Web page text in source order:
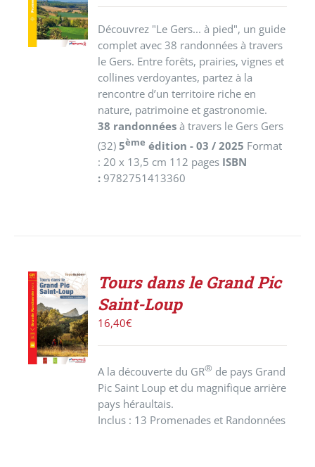
PANIER
/
DÉTAILS
Découvrez "Le Gers... à pied", un guide
complet avec 38 randonnées à travers
le Gers. Entre forêts, prairies, vignes et
collines verdoyantes, partez à la
rencontre d’un territoire riche en
nature, patrimoine et gastronomie.
38 randonnées à travers le Gers Gers
(32)5ème édition - 03 / 2025 Format
: 20 x 13,5 cm 112 pages ISBN
:9782751413360
ACHETER
LE
PRODUIT
/
DÉTAILS
Tours dans le Grand Pic
Saint-Loup
16,40€
A la découverte du GR® de pays Grand
Pic Saint Loup et du magnifique arrière
pays héraultais.
Inclus : 13 Promenades et Randonnées